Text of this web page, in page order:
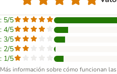
: 5/5
: 4/5
: 3/5
: 2/5
: 1/5
Más información sobre cómo funcionan